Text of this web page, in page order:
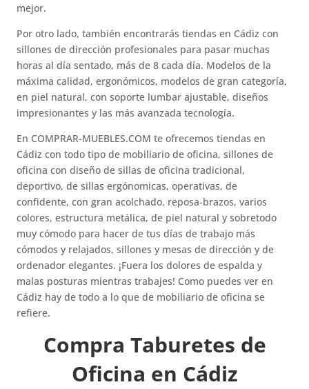
mejor.
Por otro lado, también encontrarás tiendas en Cádiz con
sillones de dirección profesionales para pasar muchas
horas al día sentado, más de 8 cada día. Modelos de la
máxima calidad, ergonómicos, modelos de gran categoría,
en piel natural, con soporte lumbar ajustable, diseños
impresionantes y las más avanzada tecnología.
En COMPRAR-MUEBLES.COM te ofrecemos tiendas en
Cádiz con todo tipo de mobiliario de oficina, sillones de
oficina con diseño de sillas de oficina tradicional,
deportivo, de sillas ergónomicas, operativas, de
confidente, con gran acolchado, reposa-brazos, varios
colores, estructura metálica, de piel natural y sobretodo
muy cómodo para hacer de tus días de trabajo más
cómodos y relajados, sillones y mesas de dirección y de
ordenador elegantes. ¡Fuera los dolores de espalda y
malas posturas mientras trabajes! Como puedes ver en
Cádiz hay de todo a lo que de mobiliario de oficina se
refiere.
Compra Taburetes de
Oficina en Cádiz